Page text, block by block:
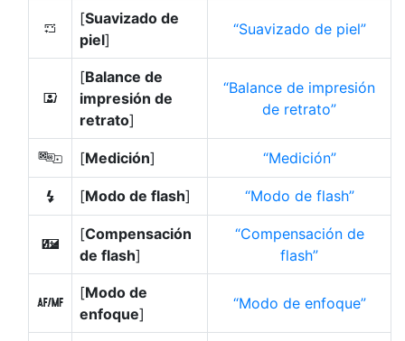
h
[Suavizado de
piel]
Suavizado de piel
i
[Balance de
impresión de
retrato]
Balance de impresión
de retrato
w [Medición] Medición
c [Modo de flash] Modo de flash
Y
[Compensación
de flash]
Compensación de
flash
s
[Modo de
enfoque]
Modo de enfoque